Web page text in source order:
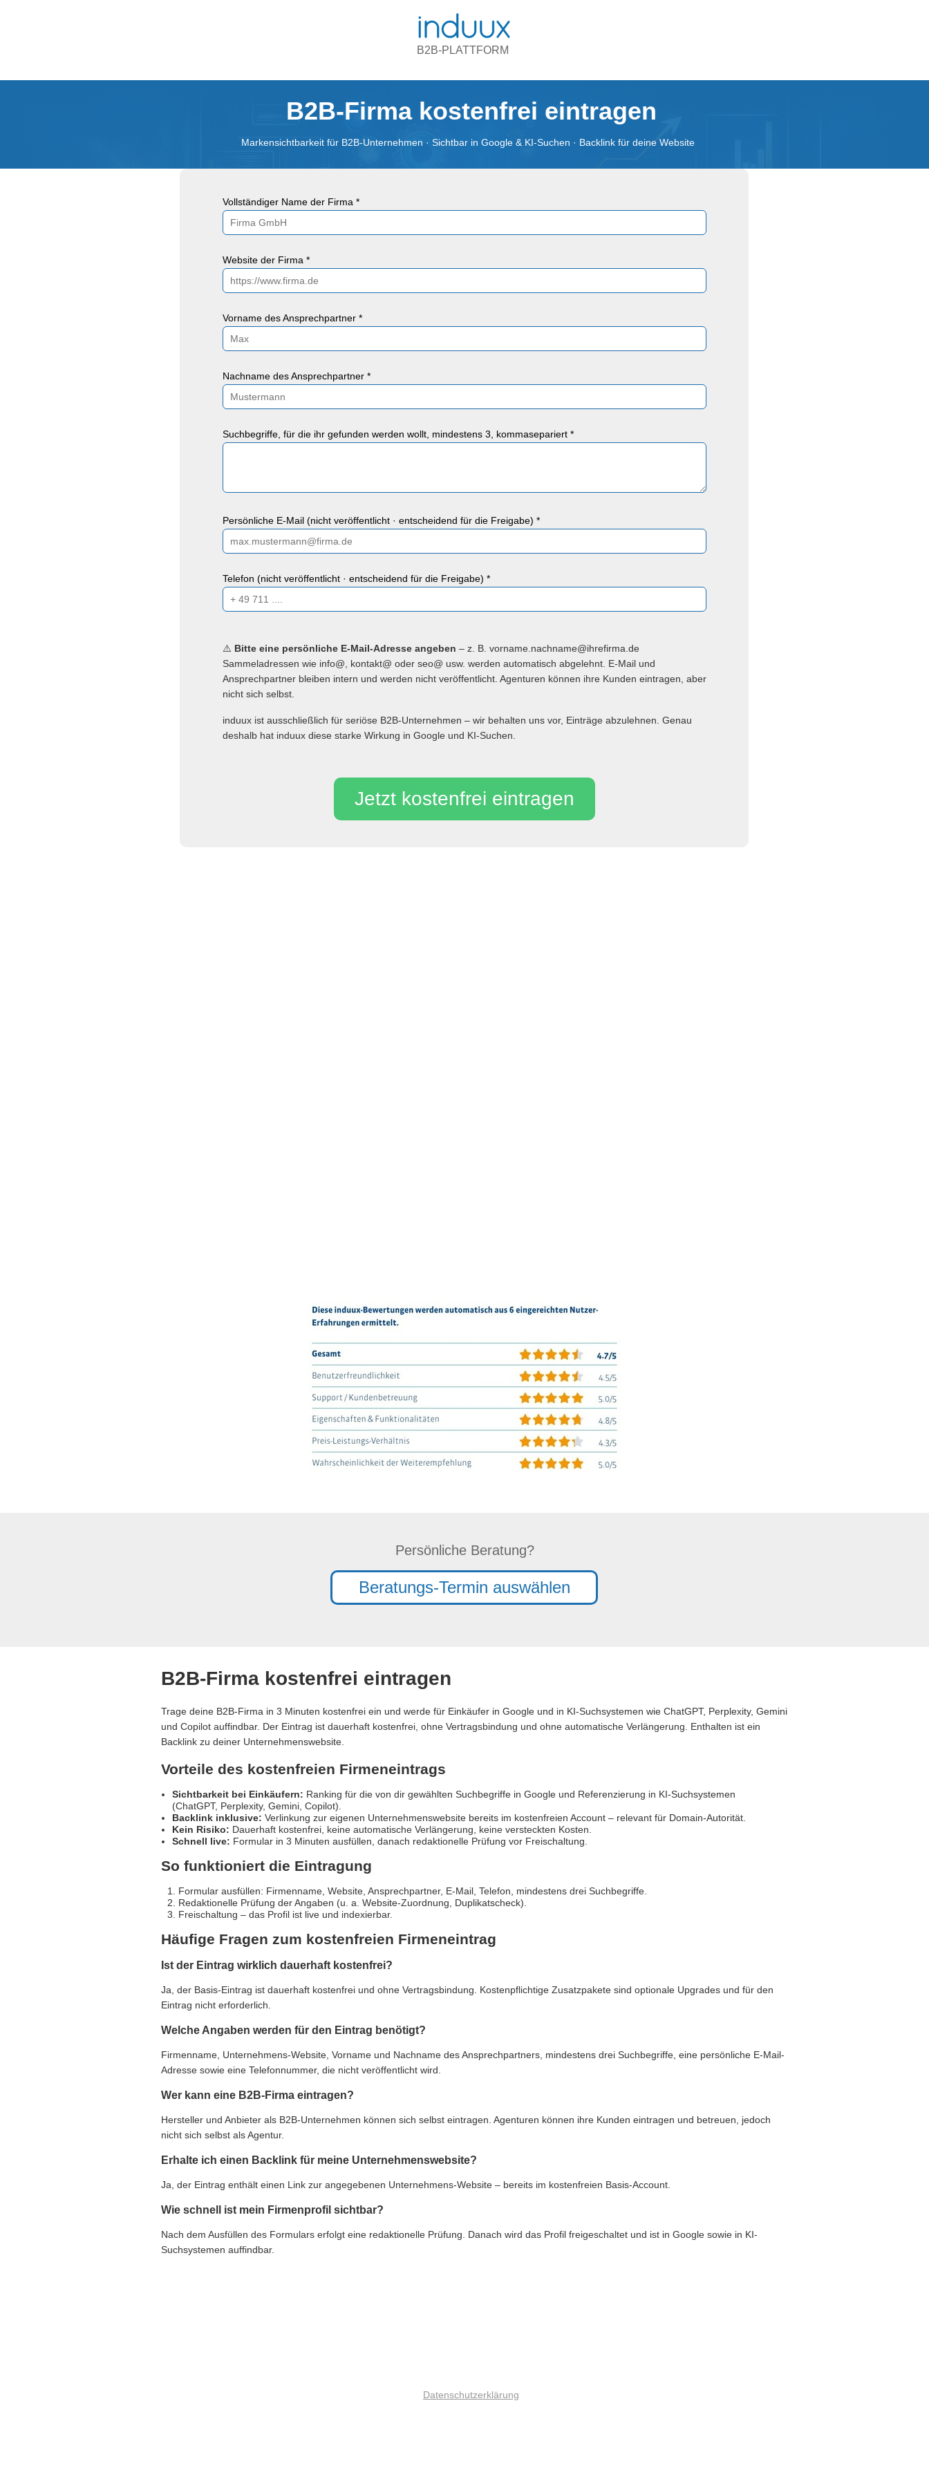
B2B-Firma kostenfrei eintragen
Datenschutzerklärung
B2B-PLATTFORM
Beratungs-Termin auswählen
Persönliche Beratung?
Vollständiger Name der Firma *
Website der Firma *
Vorname des Ansprechpartner *
Nachname des Ansprechpartner *
Suchbegriffe, für die ihr gefunden werden wollt, mindestens 3, kommasepariert *
Persönliche E-Mail (nicht veröffentlicht · entscheidend für die Freigabe) *
Telefon (nicht veröffentlicht · entscheidend für die Freigabe) *
Jetzt kostenfrei eintragen
⚠️ Bitte eine persönliche E-Mail-Adresse angeben – z. B. vorname.nachname@ihrefirma.de
Sammeladressen wie info@, kontakt@ oder seo@ usw. werden automatisch abgelehnt. E-Mail und
Ansprechpartner bleiben intern und werden nicht veröffentlicht. Agenturen können ihre Kunden eintragen, aber
nicht sich selbst.
induux ist ausschließlich für seriöse B2B-Unternehmen – wir behalten uns vor, Einträge abzulehnen. Genau
deshalb hat induux diese starke Wirkung in Google und KI-Suchen.
B2B-Firma kostenfrei eintragen
Trage deine B2B-Firma in 3 Minuten kostenfrei ein und werde für Einkäufer in Google und in KI-Suchsystemen wie ChatGPT, Perplexity, Gemini
und Copilot auffindbar. Der Eintrag ist dauerhaft kostenfrei, ohne Vertragsbindung und ohne automatische Verlängerung. Enthalten ist ein
Backlink zu deiner Unternehmenswebsite.
Vorteile des kostenfreien Firmeneintrags
Sichtbarkeit bei Einkäufern: Ranking für die von dir gewählten Suchbegriffe in Google und Referenzierung in KI-Suchsystemen
(ChatGPT, Perplexity, Gemini, Copilot).
Backlink inklusive: Verlinkung zur eigenen Unternehmenswebsite bereits im kostenfreien Account – relevant für Domain-Autorität.
Kein Risiko: Dauerhaft kostenfrei, keine automatische Verlängerung, keine versteckten Kosten.
Schnell live: Formular in 3 Minuten ausfüllen, danach redaktionelle Prüfung vor Freischaltung.
So funktioniert die Eintragung
Formular ausfüllen: Firmenname, Website, Ansprechpartner, E-Mail, Telefon, mindestens drei Suchbegriffe.
Redaktionelle Prüfung der Angaben (u. a. Website-Zuordnung, Duplikatscheck).
Freischaltung – das Profil ist live und indexierbar.
Häufige Fragen zum kostenfreien Firmeneintrag
Ist der Eintrag wirklich dauerhaft kostenfrei?
Ja, der Basis-Eintrag ist dauerhaft kostenfrei und ohne Vertragsbindung. Kostenpflichtige Zusatzpakete sind optionale Upgrades und für den
Eintrag nicht erforderlich.
Welche Angaben werden für den Eintrag benötigt?
Firmenname, Unternehmens-Website, Vorname und Nachname des Ansprechpartners, mindestens drei Suchbegriffe, eine persönliche E-Mail-
Adresse sowie eine Telefonnummer, die nicht veröffentlicht wird.
Wer kann eine B2B-Firma eintragen?
Hersteller und Anbieter als B2B-Unternehmen können sich selbst eintragen. Agenturen können ihre Kunden eintragen und betreuen, jedoch
nicht sich selbst als Agentur.
Erhalte ich einen Backlink für meine Unternehmenswebsite?
Ja, der Eintrag enthält einen Link zur angegebenen Unternehmens-Website – bereits im kostenfreien Basis-Account.
Wie schnell ist mein Firmenprofil sichtbar?
Nach dem Ausfüllen des Formulars erfolgt eine redaktionelle Prüfung. Danach wird das Profil freigeschaltet und ist in Google sowie in KI-
Suchsystemen auffindbar.
Markensichtbarkeit für B2B-Unternehmen · Sichtbar in Google & KI-Suchen · Backlink für deine Website